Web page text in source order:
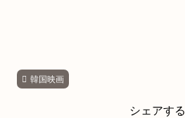
韓国映画
シェアする